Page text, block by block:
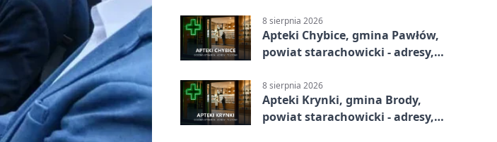
8 sierpnia 2026
Apteki Chybice, gmina Pawłów,
powiat starachowicki - adresy,
8 sierpnia 2026
Apteki Krynki, gmina Brody,
powiat starachowicki - adresy,